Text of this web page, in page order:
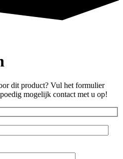
dit product? Vul het formulier
mogelijk contact met u op!